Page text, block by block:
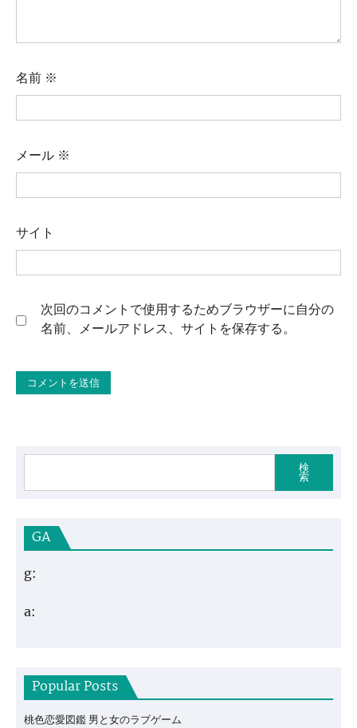
名前 ※
メール ※
サイト
次回のコメントで使用するためブラウザーに自分の
名前、メールアドレス、サイトを保存する。
検
索
GA
g:
a:
Popular Posts
桃色恋愛図鑑 男と女のラブゲーム